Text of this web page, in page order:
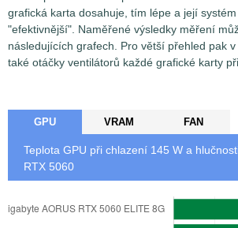
grafická karta dosahuje, tím lépe a její
"efektivnější". Naměřené výsledky měření
následujících grafech. Pro větší přehled pak
také otáčky ventilátorů každé grafické karty
GPU VRAM FAN
Teplota GPU při chlazení 145 W a
RTX 5060